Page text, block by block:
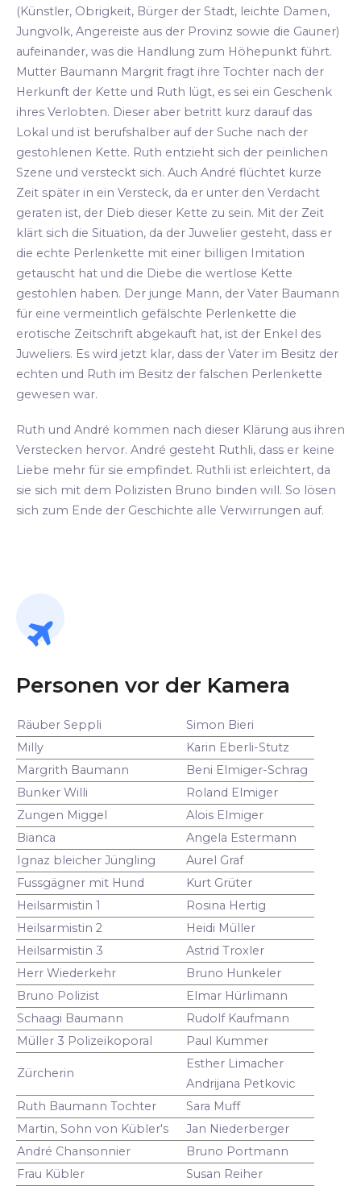
(Künstler, Obrigkeit, Bürger der Stadt, leichte Damen,
Jungvolk, Angereiste aus der Provinz sowie die Gauner)
aufeinander, was die Handlung zum Höhepunkt führt.
Mutter Baumann Margrit fragt ihre Tochter nach der
Herkunft der Kette und Ruth lügt, es sei ein Geschenk
ihres Verlobten. Dieser aber betritt kurz darauf das
Lokal und ist berufshalber auf der Suche nach der
gestohlenen Kette. Ruth entzieht sich der peinlichen
Szene und versteckt sich. Auch André flüchtet kurze
Zeit später in ein Versteck, da er unter den Verdacht
geraten ist, der Dieb dieser Kette zu sein. Mit der Zeit
klärt sich die Situation, da der Juwelier gesteht, dass er
die echte Perlenkette mit einer billigen Imitation
getauscht hat und die Diebe die wertlose Kette
gestohlen haben. Der junge Mann, der Vater Baumann
für eine vermeintlich gefälschte Perlenkette die
erotische Zeitschrift abgekauft hat, ist der Enkel des
Juweliers. Es wird jetzt klar, dass der Vater im Besitz der
echten und Ruth im Besitz der falschen Perlenkette
gewesen war.
Ruth und André kommen nach dieser Klärung aus ihren
Verstecken hervor. André gesteht Ruthli, dass er keine
Liebe mehr für sie empfindet. Ruthli ist erleichtert, da
sie sich mit dem Polizisten Bruno binden will. So lösen
sich zum Ende der Geschichte alle Verwirrungen auf.
Personen vor der Kamera
Räuber Seppli
Simon Bieri
Milly
Karin Eberli-Stutz
Margrith Baumann
Beni Elmiger-Schrag
Bunker Willi
Roland Elmiger
Zungen Miggel
Alois Elmiger
Bianca
Angela Estermann
Ignaz bleicher Jüngling
Aurel Graf
Fussgägner mit Hund
Kurt Grüter
Heilsarmistin 1
Rosina Hertig
Heilsarmistin 2
Heidi Müller
Heilsarmistin 3
Astrid Troxler
Herr Wiederkehr
Bruno Hunkeler
Bruno Polizist
Elmar Hürlimann
Schaagi Baumann
Rudolf Kaufmann
Müller 3 Polizeikoporal
Paul Kummer
Zürcherin
Esther Limacher
Andrijana Petkovic
Ruth Baumann Tochter
Sara Muff
Martin, Sohn von Kübler's
Jan Niederberger
André Chansonnier
Bruno Portmann
Frau Kübler
Susan Reiher